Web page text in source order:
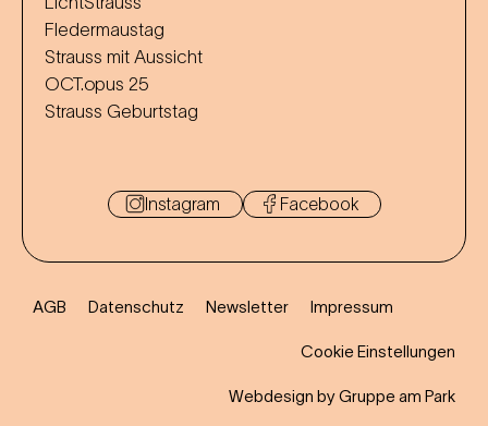
Fledermaustag
Strauss mit Aussicht
OCT.opus 25
Strauss Geburtstag
Instagram Facebook
AGB Datenschutz Newsletter Impressum
Cookie Einstellungen
Webdesign by Gruppe am Park